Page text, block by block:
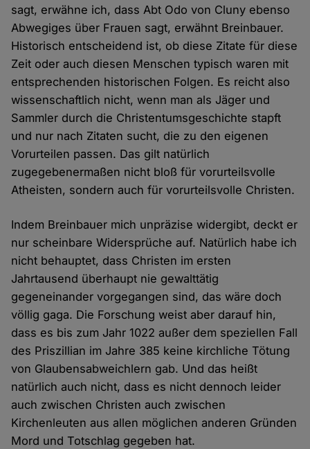
sagt, erwähne ich, dass Abt Odo von Cluny ebenso
Abwegiges über Frauen sagt, erwähnt Breinbauer.
Historisch entscheidend ist, ob diese Zitate für diese
Zeit oder auch diesen Menschen typisch waren mit
entsprechenden historischen Folgen. Es reicht also
wissenschaftlich nicht, wenn man als Jäger und
Sammler durch die Christentumsgeschichte stapft
und nur nach Zitaten sucht, die zu den eigenen
Vorurteilen passen. Das gilt natürlich
zugegebenermaßen nicht bloß für vorurteilsvolle
Atheisten, sondern auch für vorurteilsvolle Christen.
Indem Breinbauer mich unpräzise widergibt, deckt er
nur scheinbare Widersprüche auf. Natürlich habe ich
nicht behauptet, dass Christen im ersten
Jahrtausend überhaupt nie gewalttätig
gegeneinander vorgegangen sind, das wäre doch
völlig gaga. Die Forschung weist aber darauf hin,
dass es bis zum Jahr 1022 außer dem speziellen Fall
des Priszillian im Jahre 385 keine kirchliche Tötung
von Glaubensabweichlern gab. Und das heißt
natürlich auch nicht, dass es nicht dennoch leider
auch zwischen Christen auch zwischen
Kirchenleuten aus allen möglichen anderen Gründen
Mord und Totschlag gegeben hat.